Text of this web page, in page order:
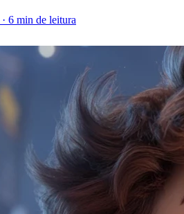
· 6 min de leitura